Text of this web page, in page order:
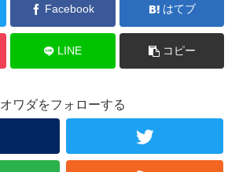
Facebook はてブ
LINE コピー
オワダをフォローする